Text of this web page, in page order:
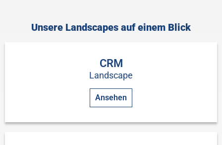
Unsere Landscapes auf einem Blick
CRM
Landscape
Ansehen